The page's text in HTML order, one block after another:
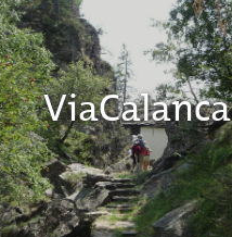
ViaCalanca